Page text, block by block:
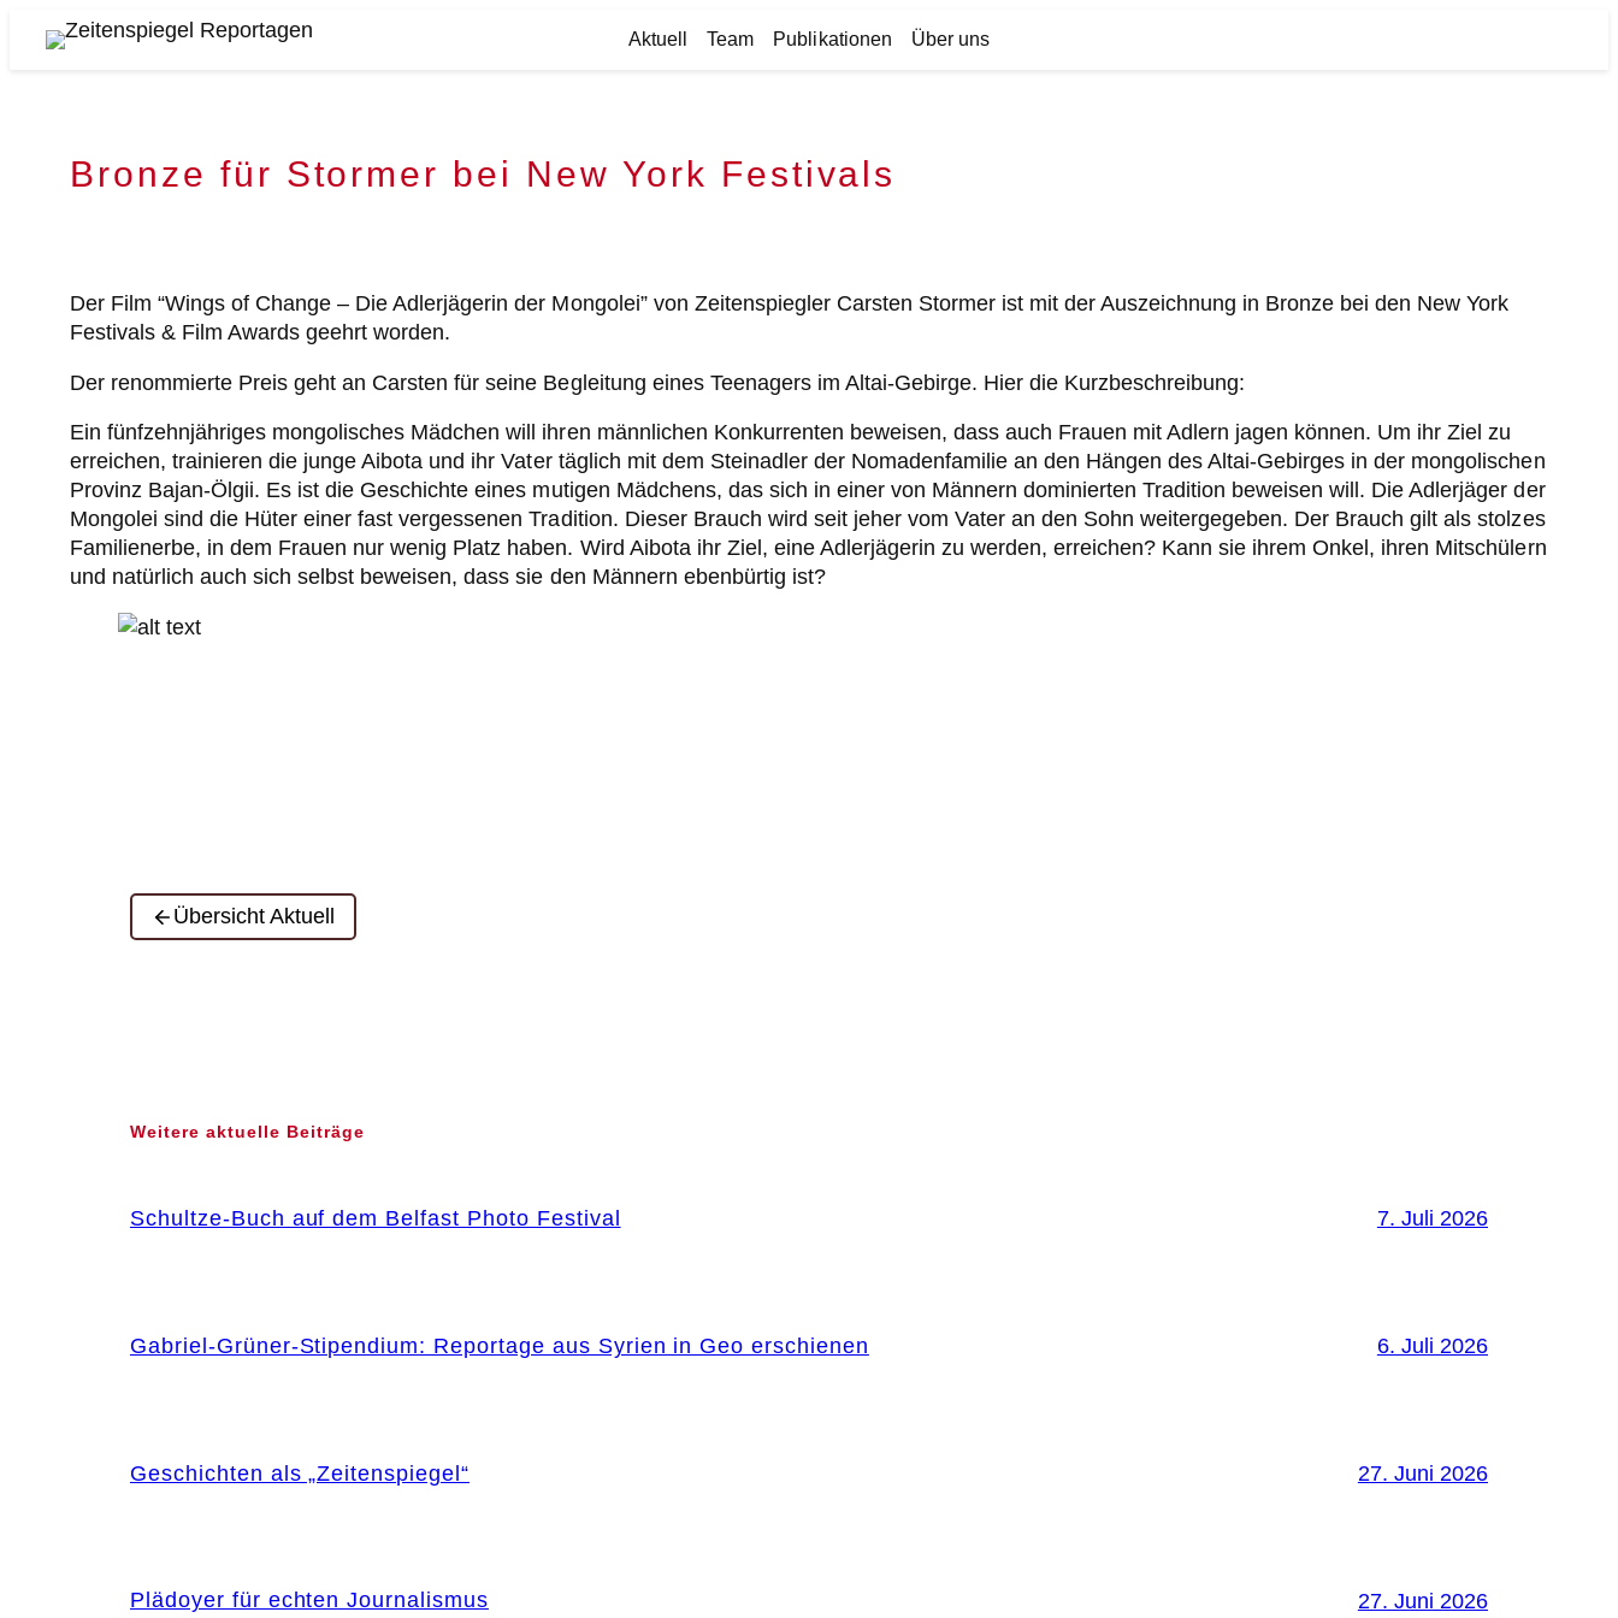
InhaltZeitenspiegel
Aktuell Team Publikationen Über uns
Bronze für Stormer bei New York Festivals
Der Film “Wings of Change – Die Adlerjägerin der Mongolei” von Zeitenspiegler Carsten Stormer ist mit der Auszeichnung in Bronze bei den New York
Festivals & Film Awards geehrt worden.
Der renommierte Preis geht an Carsten für seine Begleitung eines Teenagers im Altai-Gebirge. Hier die Kurzbeschreibung:
Ein fünfzehnjähriges mongolisches Mädchen will ihren männlichen Konkurrenten beweisen, dass auch Frauen mit Adlern jagen können. Um ihr Ziel zu
erreichen, trainieren die junge Aibota und ihr Vater täglich mit dem Steinadler der Nomadenfamilie an den Hängen des Altai-Gebirges in der mongolischen
Provinz Bajan-Ölgii. Es ist die Geschichte eines mutigen Mädchens, das sich in einer von Männern dominierten Tradition beweisen will. Die Adlerjäger der
Mongolei sind die Hüter einer fast vergessenen Tradition. Dieser Brauch wird seit jeher vom Vater an den Sohn weitergegeben. Der Brauch gilt als stolzes
Familienerbe, in dem Frauen nur wenig Platz haben. Wird Aibota ihr Ziel, eine Adlerjägerin zu werden, erreichen? Kann sie ihrem Onkel, ihren Mitschülern
und natürlich auch sich selbst beweisen, dass sie den Männern ebenbürtig ist?
Übersicht Aktuell
Weitere aktuelle Beiträge
Schultze-Buch auf dem Belfast Photo Festival 7. Juli 2026
Gabriel-Grüner-Stipendium: Reportage aus Syrien in Geo erschienen 6. Juli 2026
Geschichten als „Zeitenspiegel“ 27. Juni 2026
Plädoyer für echten Journalismus 27. Juni 2026